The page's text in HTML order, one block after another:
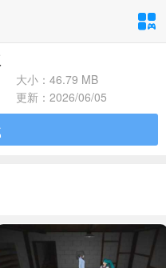
模拟经营
1百+款手游
大小：46.79 MB
更新：2026/06/05